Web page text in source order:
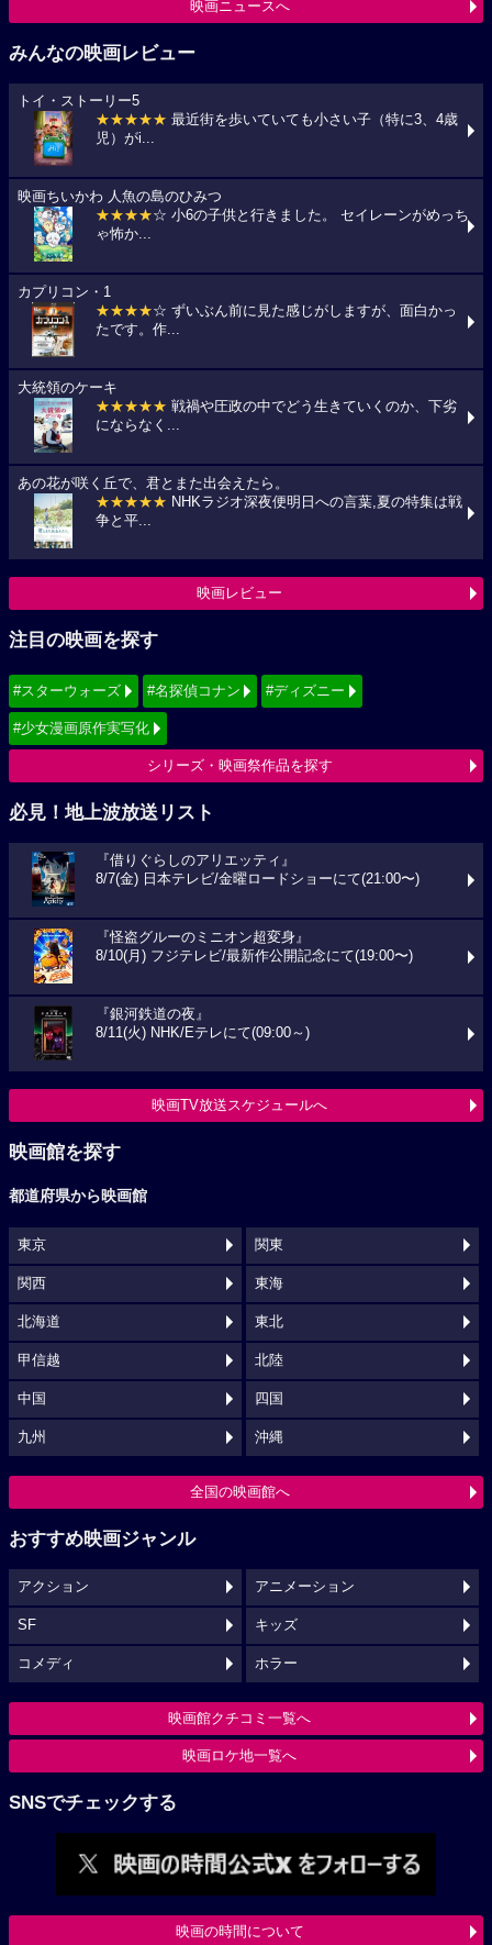
映画ニュースへ
みんなの映画レビュー
トイ・ストーリー5
★★★★★ 最近街を歩いていても小さい子（特に3、4歳
児）がi...
映画ちいかわ 人魚の島のひみつ
★★★★☆ 小6の子供と行きました。 セイレーンがめっち
ゃ怖か...
カプリコン・1
★★★★☆ ずいぶん前に見た感じがしますが、面白かっ
たです。作...
大統領のケーキ
★★★★★ 戦禍や圧政の中でどう生きていくのか、下劣
にならなく...
あの花が咲く丘で、君とまた出会えたら。
★★★★★ NHKラジオ深夜便明日への言葉,夏の特集は戦
争と平...
映画レビュー
注目の映画を探す
#スターウォーズ #名探偵コナン #ディズニー
#少女漫画原作実写化
シリーズ・映画祭作品を探す
必見！地上波放送リスト
『借りぐらしのアリエッティ』
8/7(金) 日本テレビ/金曜ロードショーにて(21:00〜)
『怪盗グルーのミニオン超変身』
8/10(月) フジテレビ/最新作公開記念にて(19:00〜)
『銀河鉄道の夜』
8/11(火) NHK/Eテレにて(09:00～)
映画TV放送スケジュールへ
映画館を探す
都道府県から映画館
東京 関東
関西 東海
北海道 東北
甲信越 北陸
中国 四国
九州 沖縄
全国の映画館へ
おすすめ映画ジャンル
アクション アニメーション
SF キッズ
コメディ ホラー
映画館クチコミ一覧へ
映画ロケ地一覧へ
SNSでチェックする
映画の時間について